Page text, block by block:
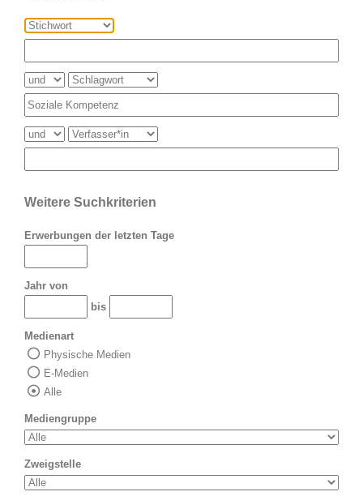
Weitere Suchkriterien
Erwerbungen der letzten Tage
Jahr von
bis
Medienart
Physische Medien
E-Medien
Alle
Mediengruppe
Zweigstelle